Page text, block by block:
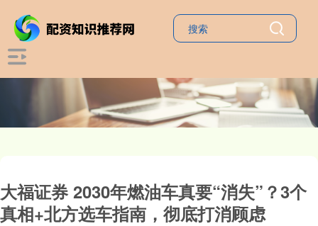
大福证券 2030年燃油车真要“消失”？3个
真相+北方选车指南，彻底打消顾虑